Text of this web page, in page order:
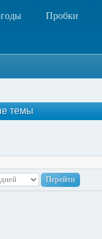
Пробки
темы